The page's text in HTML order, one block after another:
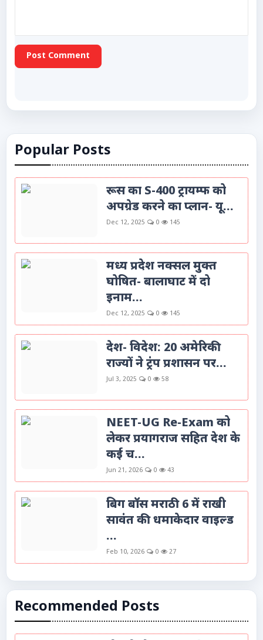
Post Comment
Popular Posts
रूस का S-400 ट्रायम्फ को
अपग्रेड करने का प्लान- यू...
Dec 12, 2025 0 145
मध्य प्रदेश नक्सल मुक्त
घोषित- बालाघाट में दो
इनाम...
Dec 12, 2025 0 145
देश- विदेश: 20 अमेरिकी
राज्यों ने ट्रंप प्रशासन पर...
Jul 3, 2025 0 58
NEET-UG Re-Exam को
लेकर प्रयागराज सहित देश के
कई च...
Jun 21, 2026 0 43
बिग बॉस मराठी 6 में राखी
सावंत की धमाकेदार वाइल्ड
...
Feb 10, 2026 0 27
Recommended Posts